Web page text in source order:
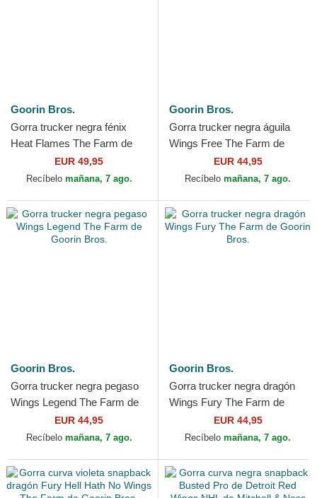
Goorin Bros.
Gorra trucker negra fénix
Heat Flames The Farm de
Goorin Bros.EUR 49,95
Recíbelo mañana, 7 ago.
Goorin Bros.
Gorra trucker negra águila
Wings Free The Farm de
Goorin Bros.EUR 44,95
Recíbelo mañana, 7 ago.
Goorin Bros.
Gorra trucker negra pegaso
Wings Legend The Farm de
Goorin Bros.EUR 44,95
Recíbelo mañana, 7 ago.
Goorin Bros.
Gorra trucker negra dragón
Wings Fury The Farm de
Goorin Bros.EUR 44,95
Recíbelo mañana, 7 ago.